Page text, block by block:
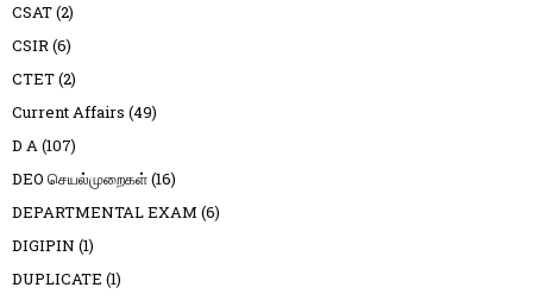
CSAT(2)
CSIR(6)
CTET(2)
Current Affairs (49)
D A(107)
DEO செயல்முறைகள்(16)
DEPARTMENTAL EXAM (6)
DIGIPIN (1)
DUPLICATE (1)